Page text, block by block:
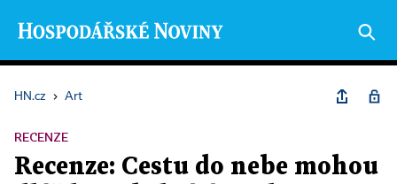
HN.cz › Art
RECENZE
Recenze: Cestu do nebe mohou